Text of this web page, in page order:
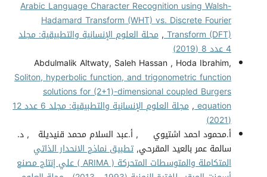
Arabic Language Character Recognition using Walsh-
Hadamard Transform (WHT) vs. Discrete Fourier
Transform (DFT)
, مجلة العلوم الإنسانية والتطبيقية: مجلد
4 عدد 8 (2019)
Abdulmalik Altwaty, Saleh Hassan , Hoda Ibrahim,
Soliton, hyperbolic function, and trigonometric function
solutions for (2+1)-dimensional coupled Burgers
equation
,
مجلة العلوم الإنسانية والتطبيقية: مجلد 6 عدد 12
(2021)
أ.محمود احمد اشتيوي , أ.عبد السلام محمد قنيديلة , د.
سالمة عمر بالعيد المقرحي, تطبيق نماذج الانحدار الذاتي
المتكاملة والمتوسطات المتحركة ( ARIMA ) علي إنتاج مصنع